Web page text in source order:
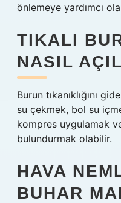
önlemeye yardımcı
TIKALI
NASIL
Burun tıkanıklığını
su çekmek, bol su
kompres uygulamak
bulundurmak olabilir.
HAVA
BUHAR